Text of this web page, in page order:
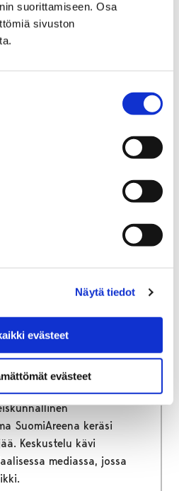
suorittamiseen. Osa
sivuston
Näytä tiedot
evästeet
evästeet
eri lavalla ja myös
Keskustelujen runsas
päivän keskustelujen
nousi
nuoret
SuomiAreena keräsi
Keskustelu kävi
mediassa, jossa